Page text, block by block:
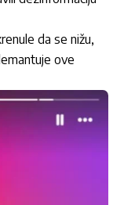
da se nižu,
ove